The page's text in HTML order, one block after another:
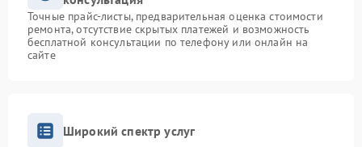
Точные прайс-листы, предварительная оценка стоимости
ремонта, отсутствие скрытых платежей и возможность
бесплатной консультации по телефону или онлайн на
сайте
Широкий спектр услуг